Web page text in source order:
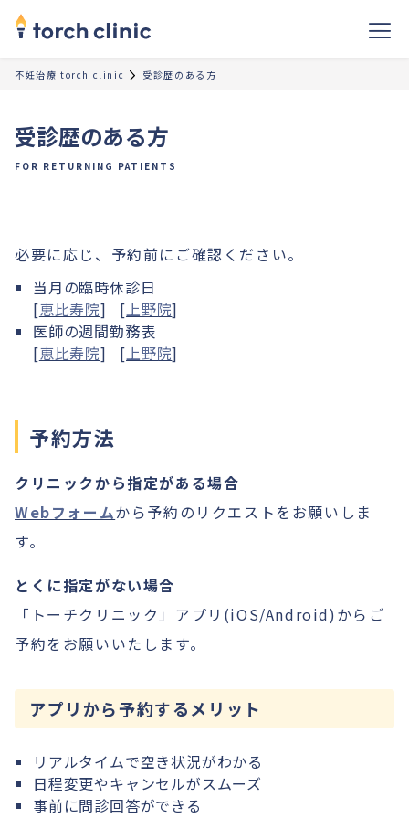
不妊治療 torch clinic 受診歴のある方
受診歴のある方
FOR RETURNING PATIENTS
必要に応じ、予約前にご確認ください。
当月の臨時休診日
[恵比寿院] [上野院]
医師の週間勤務表
[恵比寿院] [上野院]
予約方法
クリニックから指定がある場合
Webフォームから予約のリクエストをお願いしま
す。
とくに指定がない場合
「トーチクリニック」アプリ(iOS/Android)からご
予約をお願いいたします。
アプリから予約するメリット
リアルタイムで空き状況がわかる
日程変更やキャンセルがスムーズ
事前に問診回答ができる